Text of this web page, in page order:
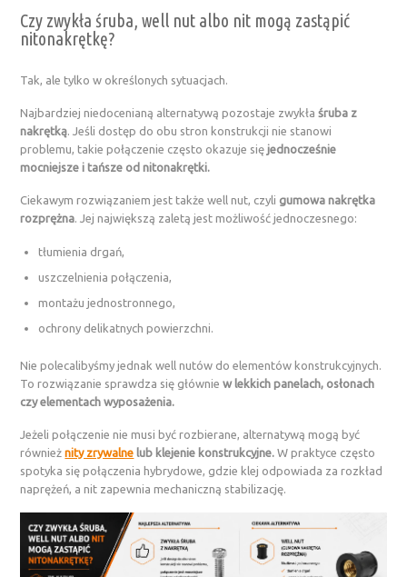
Czy zwykła śruba, well nut albo nit mogą zastąpić
nitonakrętkę?
Tak, ale tylko w określonych sytuacjach.
Najbardziej niedocenianą alternatywą pozostaje zwykłaśruba z
nakrętką. Jeśli dostęp do obu stron konstrukcji nie stanowi
problemu, takie połączenie często okazuje sięjednocześnie
mocniejsze i tańsze od nitonakrętki.
Ciekawym rozwiązaniem jest także well nut, czyli gumowa nakrętka
rozprężna. Jej największą zaletą jest możliwość jednoczesnego:
tłumienia drgań,
uszczelnienia połączenia,
montażu jednostronnego,
ochrony delikatnych powierzchni.
Nie polecalibyśmy jednak well nutów do elementów konstrukcyjnych.
To rozwiązanie sprawdza się główniew lekkich panelach, osłonach
czy elementach wyposażenia.
Jeżeli połączenie nie musi być rozbierane, alternatywą mogą być
równieżnity zrywalne lub klejenie konstrukcyjne. W praktyce często
spotyka się połączenia hybrydowe, gdzie klej odpowiada za rozkład
naprężeń, a nit zapewnia mechaniczną stabilizację.